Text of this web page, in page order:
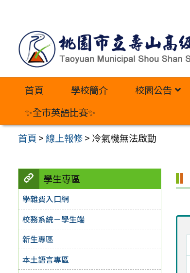
內
首頁 學校簡介 校園公告
✨全市英語比賽✨
首頁 >線上報修> 冷氣機無法啟動
學生專區
學雜費入口網
校務系統－學生端
新生專區
本土語言專區